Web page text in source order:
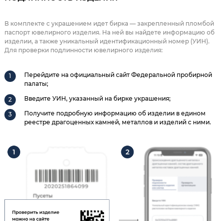
В комплекте с украшением идет бирка — закрепленный пломбой
паспорт ювелирного изделия. На ней вы найдете информацию об
изделии, а также уникальный идентификационный номер (УИН).
Для проверки подлинности ювелирного изделия:
Перейдите на официальный сайт Федеральной пробирной
палаты;
Введите УИН, указанный на бирке украшения;
Получите подробную информацию об изделии в едином
реестре драгоценных камней, металлов и изделий с ними.